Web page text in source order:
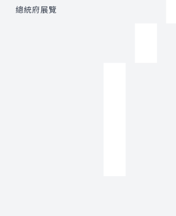
總統府展覽